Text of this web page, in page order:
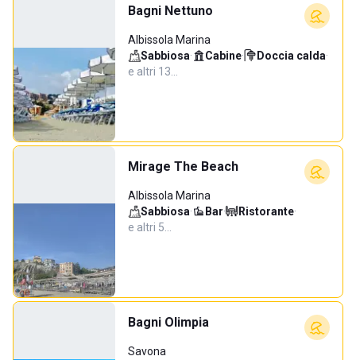
Bagni Nettuno
Albissola Marina
Sabbiosa· Cabine· Doccia calda·
e altri 13…
Mirage The Beach
Albissola Marina
Sabbiosa· Bar· Ristorante·
e altri 5…
Bagni Olimpia
Savona